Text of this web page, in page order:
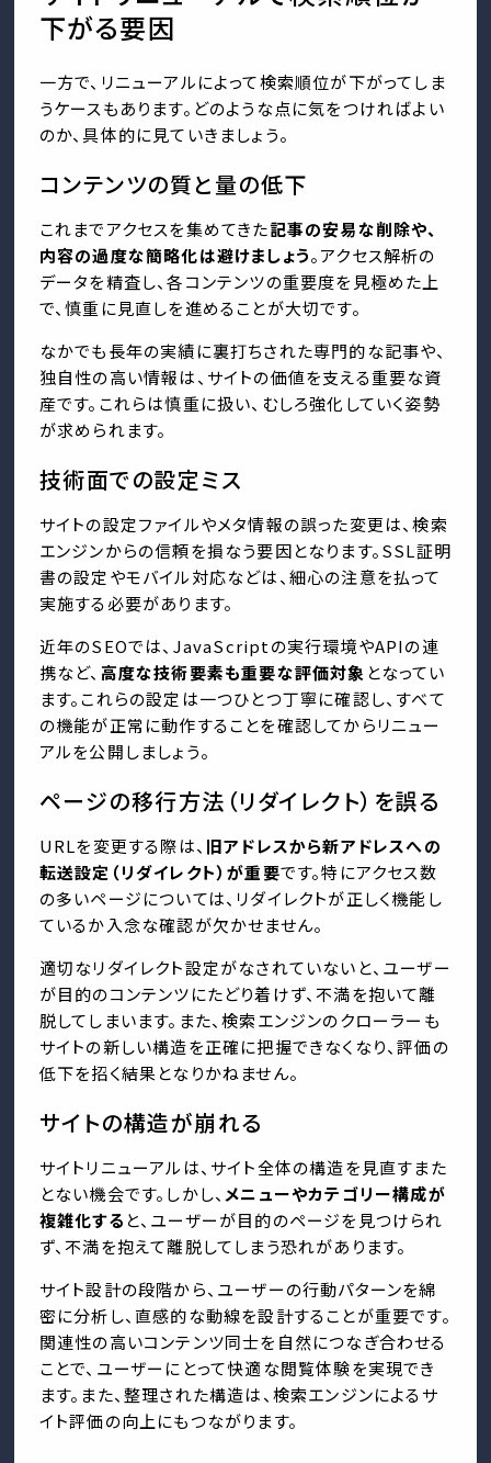
下がる要因
一方で、リニューアルによって検索順位が下がってしま
うケースもあります。どのような点に気をつければよい
のか、具体的に見ていきましょう。
コンテンツの質と量の低下
これまでアクセスを集めてきた記事の安易な削除や、
内容の過度な簡略化は避けましょう。アクセス解析の
データを精査し、各コンテンツの重要度を見極めた上
で、慎重に見直しを進めることが大切です。
なかでも長年の実績に裏打ちされた専門的な記事や、
独自性の高い情報は、サイトの価値を支える重要な資
産です。これらは慎重に扱い、むしろ強化していく姿勢
が求められます。
技術面での設定ミス
サイトの設定ファイルやメタ情報の誤った変更は、検索
エンジンからの信頼を損なう要因となります。SSL証明
書の設定やモバイル対応などは、細心の注意を払って
実施する必要があります。
近年のSEOでは、JavaScriptの実行環境やAPIの連
携など、 高度な技術要素も重要な評価対象 となってい
ます。これらの設定は一つひとつ丁寧に確認し、すべて
の機能が正常に動作することを確認してからリニュー
アルを公開しましょう。
ページの移行方法（リダイレクト）を誤る
URLを変更する際は、 旧アドレスから新アドレスへの
転送設定（リダイレクト）が重要です。特にアクセス数
の多いページについては、リダイレクトが正しく機能し
ているか入念な確認が欠かせません。
適切なリダイレクト設定がなされていないと、ユーザー
が目的のコンテンツにたどり着けず、不満を抱いて離
脱してしまいます。また、検索エンジンのクローラーも
サイトの新しい構造を正確に把握できなくなり、評価の
低下を招く結果となりかねません。
サイトの構造が崩れる
サイトリニューアルは、サイト全体の構造を見直すまた
とない機会です。しかし、 メニューやカテゴリー構成が
複雑化する と、ユーザーが目的のページを見つけられ
ず、不満を抱えて離脱してしまう恐れがあります。
サイト設計の段階から、ユーザーの行動パターンを綿
密に分析し、直感的な動線を設計することが重要です。
関連性の高いコンテンツ同士を自然につなぎ合わせる
ことで、ユーザーにとって快適な閲覧体験を実現でき
ます。また、整理された構造は、検索エンジンによるサ
イト評価の向上にもつながります。